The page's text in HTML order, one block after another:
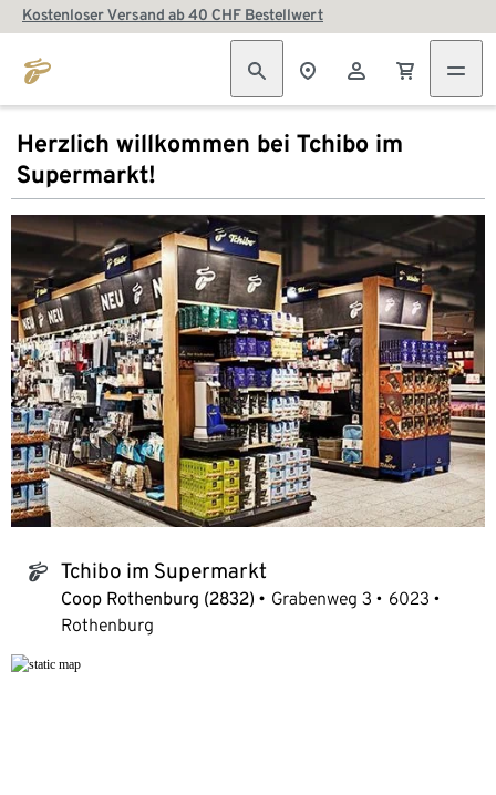
Kostenloser Versand ab 40 CHF Bestellwert
Herzlich willkommen bei Tchibo im
Supermarkt!
tchibo_logo Tchibo im Supermarkt
Coop Rothenburg (2832) Grabenweg 3
6023
Rothenburg